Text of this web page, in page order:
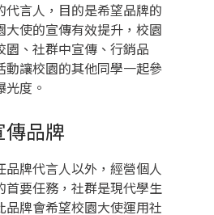
言人，目的是希望品牌的
使的宣傳有效提升，校園
、社群中宣傳、行銷品
讓校園的其他同學一起參
度。
品牌
牌代言人以外，經營個人
要任務，社群是現代學生
牌會希望校園大使運用社